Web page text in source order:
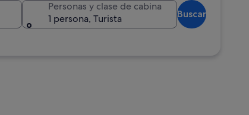
Personas y clase de cabina
1 persona, Turista
Buscar